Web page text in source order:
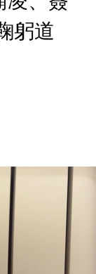
躬道